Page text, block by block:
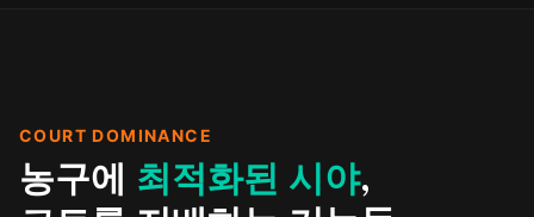
COURT DOMINANCE
농구에 최적화된 시야,